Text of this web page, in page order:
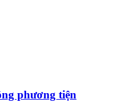
phương tiện